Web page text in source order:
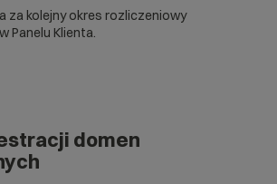
za kolejny okres rozliczeniowy
Panelu Klienta.
domen